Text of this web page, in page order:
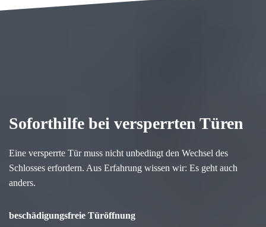
Soforthilfe bei versperrten Türen
Eine versperrte Tür muss nicht unbedingt den Wechsel des
Schlosses erfordern. Aus Erfahrung wissen wir: Es geht auch
anders.
beschädigungsfreie Türöffnung